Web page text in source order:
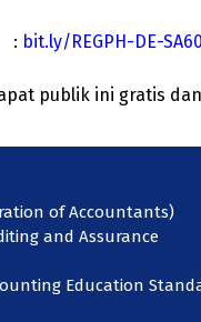
: bit.ly/REGPH-DE-
publik ini gratis
of Accountants)
and Assurance
Education